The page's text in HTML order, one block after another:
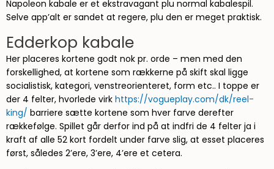
Napoleon kabale er et ekstravagant plu normal kabalespil.
Selve app’alt er sandet at regere, plu den er meget praktisk.
Edderkop kabale
Her placeres kortene godt nok pr. orde – men med den
forskellighed, at kortene som rækkerne på skift skal ligge
socialistisk, kategori, venstreorienteret, form etc.. I toppe er
der 4 felter, hvorlede virk https://vogueplay.com/dk/reel-
king/ barriere sætte kortene som hver farve derefter
rækkefølge. Spillet går derfor ind på at indfri de 4 felter ja i
kraft af alle 52 kort fordelt under farve slig, at esset placeres
først, således 2’ere, 3’ere, 4’ere et cetera.